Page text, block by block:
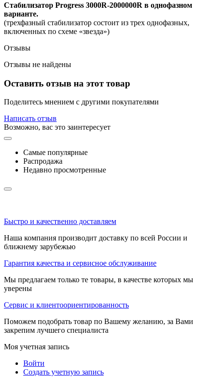
Стабилизатор Progress 3000R-2000000R в однофазном
варианте.
(трехфазный стабилизатор состоит из трех однофазных,
включенных по схеме «звезда»)
Отзывы
Отзывы не найдены
Оставить отзыв на этот товар
Поделитесь мнением с другими покупателями
Написать отзыв
Возможно, вас это заинтересует
Самые популярные
Распродажа
Недавно просмотренные
Быстро и качественно доставляем
Наша компания производит доставку по всей России и
ближнему зарубежью
Гарантия качества и сервисное обслуживание
Мы предлагаем только те товары, в качестве которых мы
уверены
Сервис и клиентоориентированность
Поможем подобрать товар по Вашему желанию, за Вами
закрепим лучшего специалиста
Моя учетная запись
Войти
Создать учетную запись